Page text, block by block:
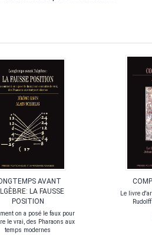
AVANT
LA FAUSSE
POSITION
on a posé le faux pour
le vrai, des Pharaons aux
temps modernes
Le livre